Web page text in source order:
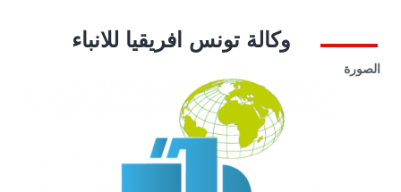
وكالة تونس افريقيا للانباء
الصورة